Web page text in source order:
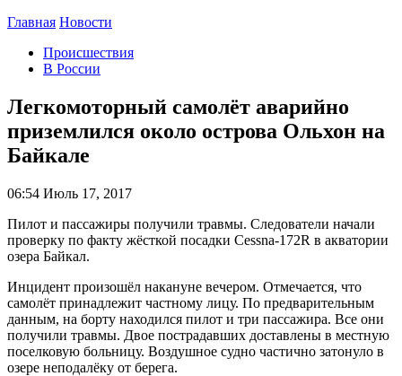
Главная Новости
Происшествия
В России
Легкомоторный самолёт аварийно
приземлился около острова Ольхон на
Байкале
06:54 Июль 17, 2017
Пилот и пассажиры получили травмы. Следователи начали
проверку по факту жёсткой посадки Cessna-172R в акватории
озера Байкал.
Инцидент произошёл накануне вечером. Отмечается, что
самолёт принадлежит частному лицу. По предварительным
данным, на борту находился пилот и три пассажира. Все они
получили травмы. Двое пострадавших доставлены в местную
поселковую больницу. Воздушное судно частично затонуло в
озере неподалёку от берега.